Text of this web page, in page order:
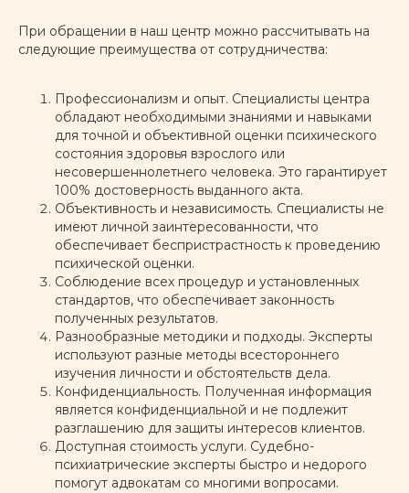
При обращении в наш центр можно рассчитывать на
следующие преимущества от сотрудничества:
Профессионализм и опыт. Специалисты центра
обладают необходимыми знаниями и навыками
для точной и объективной оценки психического
состояния здоровья взрослого или
несовершеннолетнего человека. Это гарантирует
100% достоверность выданного акта.
Объективность и независимость. Специалисты не
имеют личной заинтересованности, что
обеспечивает беспристрастность к проведению
психической оценки.
Соблюдение всех процедур и установленных
стандартов, что обеспечивает законность
полученных результатов.
Разнообразные методики и подходы. Эксперты
используют разные методы всестороннего
изучения личности и обстоятельств дела.
Конфиденциальность. Полученная информация
является конфиденциальной и не подлежит
разглашению для защиты интересов клиентов.
Доступная стоимость услуги. Судебно-
психиатрические эксперты быстро и недорого
помогут адвокатам со многими вопросами.